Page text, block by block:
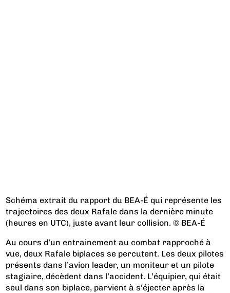
Schéma extrait du rapport du BEA-É qui représente les
trajectoires des deux Rafale dans la dernière minute
(heures en UTC), juste avant leur collision. © BEA-É
Au cours d’un entrainement au combat rapproché à
vue, deux Rafale biplaces se percutent. Les deux pilotes
présents dans l’avion leader, un moniteur et un pilote
stagiaire, décèdent dans l’accident. L’équipier, qui était
seul dans son biplace, parvient à s’éjecter après la